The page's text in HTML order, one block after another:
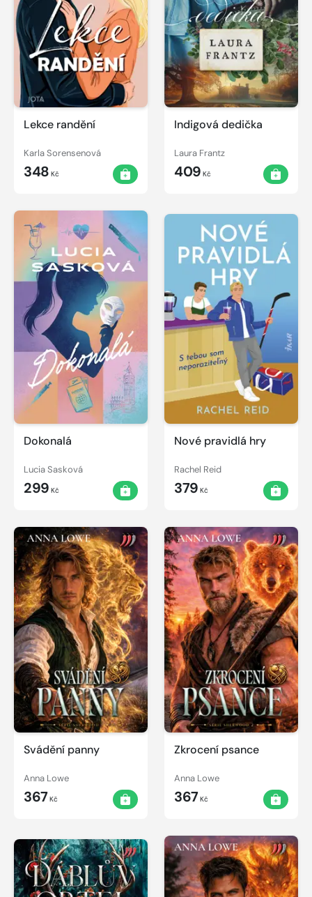
Lekce randění
Karla Sorensenová
348 Kč
Indigová dedička
Laura Frantz
409 Kč
Dokonalá
Lucia Sasková
299 Kč
Nové pravidlá hry
Rachel Reid
379 Kč
Svádění panny
Anna Lowe
367Kč
Zkrocení psance
Anna Lowe
367Kč